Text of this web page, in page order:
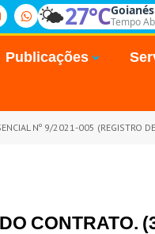
🌤️27°CTempo
Publicações
Nº 9/2021-005 (REGISTRO DE
CONTRATO.